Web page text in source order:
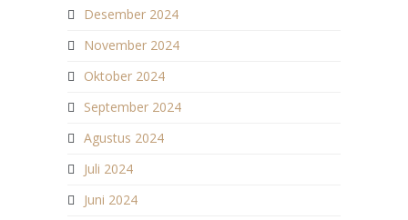
Desember 2024
November 2024
Oktober 2024
September 2024
Agustus 2024
Juli 2024
Juni 2024